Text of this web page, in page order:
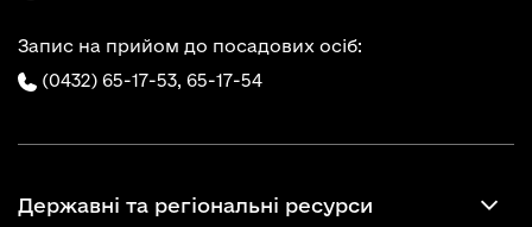
Запис на прийом до посадових осіб:
(0432) 65-17-53, 65-17-54
Державні та регіональні ресурси